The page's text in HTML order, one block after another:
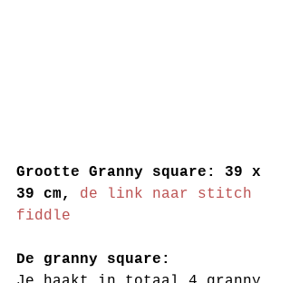
Grootte Granny square: 39 x
39 cm, de link naar stitch
fiddle
De granny square: